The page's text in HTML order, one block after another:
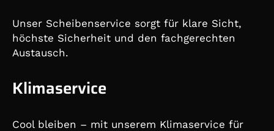
Unser Scheibenservice sorgt für klare Sicht,
höchste Sicherheit und den fachgerechten
Austausch.
Klimaservice
Cool bleiben – mit unserem Klimaservice für